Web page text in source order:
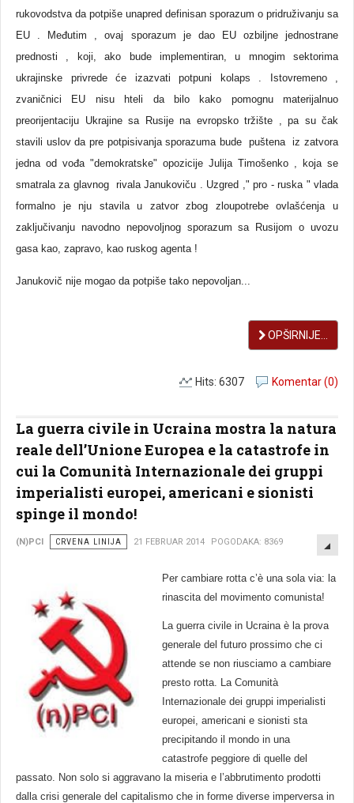
rukovodstva da potpiše unapred definisan sporazum o pridruživanju sa
EU . Međutim , ovaj sporazum je dao EU ozbiljne jednostrane
prednosti , koji, ako bude implementiran, u mnogim sektorima
ukrajinske privrede će izazvati potpuni kolaps . Istovremeno ,
zvaničnici EU nisu hteli da bilo kako pomognu materijalnuo
preorijentaciju Ukrajine sa Rusije na evropsko tržište , pa su čak
stavili uslov da pre potpisivanja sporazuma bude puštena iz zatvora
jedna od vođa "demokratske" opozicije Julija Timošenko , koja se
smatrala za glavnog rivala Janukoviču . Uzgred ," pro - ruska " vlada
formalno je nju stavila u zatvor zbog zloupotrebe ovlašćenja u
zaključivanju navodno nepovoljnog sporazum sa Rusijom o uvozu
gasa kao, zapravo, kao ruskog agenta !
Janukovič nije mogao da potpiše tako nepovoljan...
OPŠIRNIJE...
Komentar (0)
Hits: 6307
La guerra civile in Ucraina mostra la natura
reale dell’Unione Europea e la catastrofe in
cui la Comunità Internazionale dei gruppi
imperialisti europei, americani e sionisti
spinge il mondo!
(N)PCI CRVENA LINIJA 21 FEBRUAR 2014 POGODAKA: 8369
Per cambiare rotta c’è una sola via: la
rinascita del movimento comunista!
La guerra civile in Ucraina è la prova
generale del futuro prossimo che ci
attende se non riusciamo a cambiare
presto rotta. La Comunità
Internazionale dei gruppi imperialisti
europei, americani e sionisti sta
precipitando il mondo in una
catastrofe peggiore di quelle del
passato. Non solo si aggravano la miseria e l’abbrutimento prodotti
dalla crisi generale del capitalismo che in forme diverse imperversa in